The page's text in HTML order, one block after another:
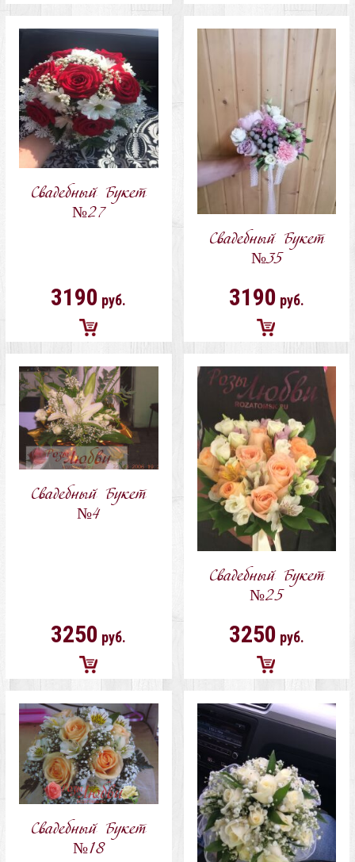
Добавить
в
корзину
Добавить
в
корзину
Свадебный Букет
№27
3190 руб.
Добавить
в
корзину
Свадебный Букет
№35
3190 руб.
Добавить
в
корзину
Свадебный Букет
№4
3250 руб.
Добавить
в
корзину
Свадебный Букет
№25
3250 руб.
Добавить
в
корзину
Свадебный Букет
№18